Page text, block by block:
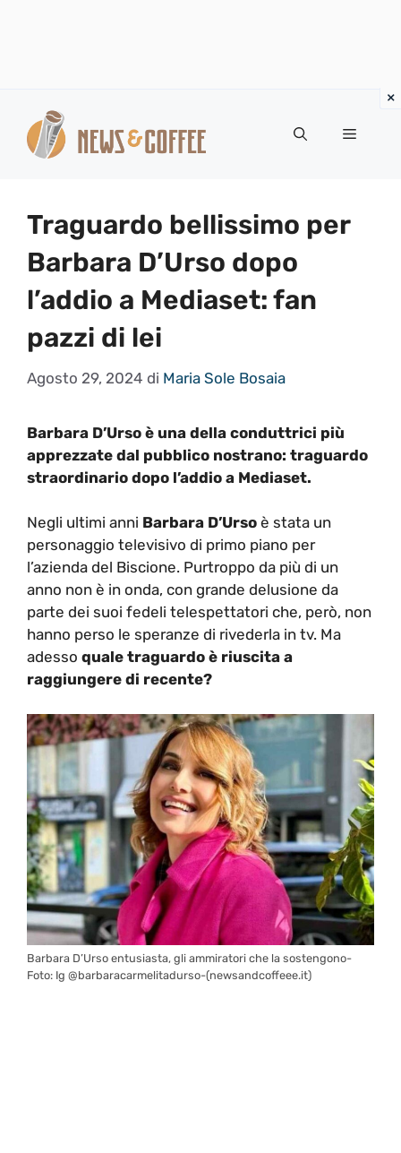
contenuto
Menu
Traguardo bellissimo per
Barbara D’Urso dopo
l’addio a Mediaset: fan
pazzi di lei
Agosto 29, 2024 di Maria Sole Bosaia
Barbara D’Urso è una della conduttrici più
apprezzate dal pubblico nostrano: traguardo
straordinario dopo l’addio a Mediaset.
Negli ultimi anni Barbara D’Urso è stata un
personaggio televisivo di primo piano per
l’azienda del Biscione. Purtroppo da più di un
anno non è in onda, con grande delusione da
parte dei suoi fedeli telespettatori che, però, non
hanno perso le speranze di rivederla in tv. Ma
adesso quale traguardo è riuscita a
raggiungere di recente?
Barbara D’Urso entusiasta, gli ammiratori che la sostengono-
Foto: Ig @barbaracarmelitadurso-(newsandcoffeee.it)